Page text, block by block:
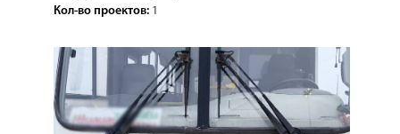
Кол-во проектов: 1